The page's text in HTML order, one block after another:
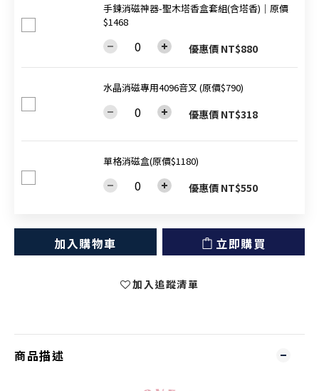
手鍊消磁神器-聖木塔香盒套組(含塔香)│原價
$1468
優惠價 NT$880
水晶消磁專用4096音叉 (原價$790)
優惠價 NT$318
單格消磁盒(原價$1180)
優惠價 NT$550
加入購物車 立即購買
加入追蹤清單
商品描述